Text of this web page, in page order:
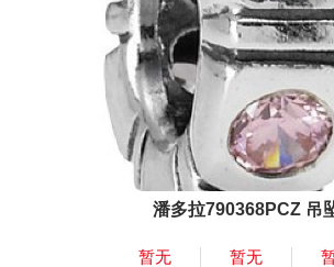
潘多拉790368PCZ 吊
暂无 暂无